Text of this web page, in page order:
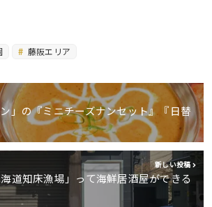
藤阪エリア
ン」の『ミニチーズナンセット』『日替
新しい投稿
道知床漁場」って海鮮居酒屋ができる